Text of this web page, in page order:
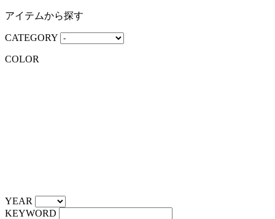
アイテムから探す
CATEGORY
COLOR
YEAR
KEYWORD